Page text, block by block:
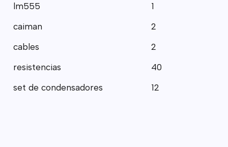
lm555
1
caiman
2
cables
2
resistencias
40
set de condensadores
12